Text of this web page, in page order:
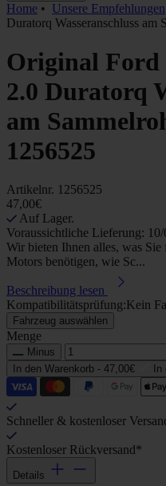
Home • Unsere Empfehlungen
Duratorq Wasseranschluss am
Original Ford
2.0 Duratorq
am
1256525
Artikelnr. 1256525
47,00€
Auf Lager.
Voraussichtliche Lieferung:
Wir bieten Ihnen alles, was
Motors benötigen, wie Sc...
Beschreibung lesen
Kompatibilitätsprüfung:Kein
Fahrzeug auswählen
Menge
Minus
In den Warenkorb - 47,00€
Schneller & kostenloser
Kostenloser Rückversand*
Details